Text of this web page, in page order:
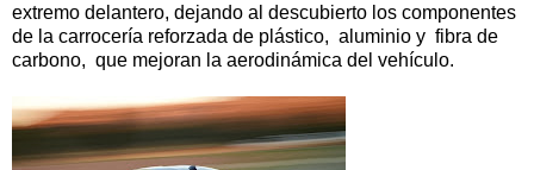
extremo delantero, dejando al descubierto los componentes
de la carrocería reforzada de plástico, aluminio y fibra de
carbono, que mejoran la aerodinámica del vehículo.